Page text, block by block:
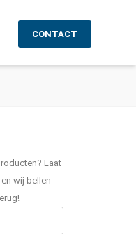
CONTACT
Laat
wij bellen